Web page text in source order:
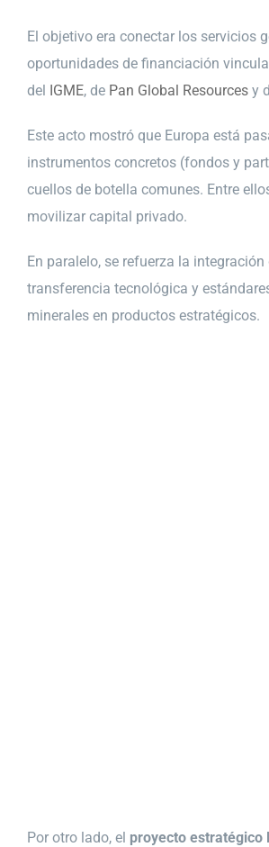
El objetivo era conectar los servicios
oportunidades de financiación
del IGME, de Pan Global Resources y
Este acto mostró que Europa está
instrumentos concretos (fondos y
cuellos de botella comunes. Entre
movilizar capital privado.
En paralelo, se refuerza la
transferencia tecnológica y
minerales en productos estratégicos.
Por otro lado, el proyecto estratégico